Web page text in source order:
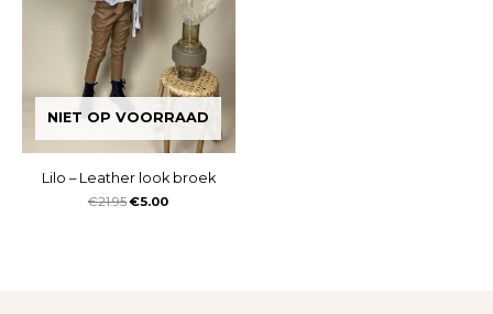
NIET OP VOORRAAD
Lilo – Leather look broek
€21.95 €5.00